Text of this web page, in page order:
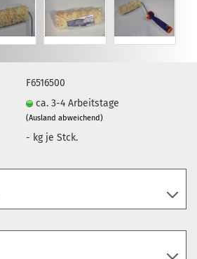
F6516500
ca. 3-4 Arbeitstage
(Ausland abweichend)
- kg je Stck.